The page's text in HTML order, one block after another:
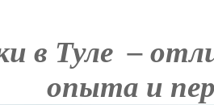
в Туле –
опыта и